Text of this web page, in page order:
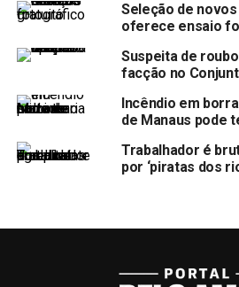
Seleção de
oferece ensaio
Suspeita de
facção no
Incêndio em
de Manaus pode
Trabalhador é
por ‘piratas dos